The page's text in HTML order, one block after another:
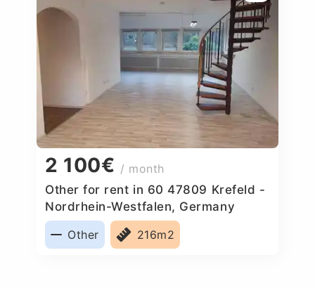
2 100€ / month
Other for rent in 60 47809 Krefeld -
Nordrhein-Westfalen, Germany
Other
216m2